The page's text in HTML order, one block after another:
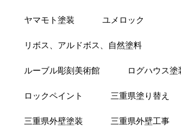
ヤマモト塗装 ユメロック
リボス、アルドボス、自然塗料
ルーブル彫刻美術館 ログハウス塗
ロックペイント 三重県塗り替え
三重県外壁塗装 三重県外壁工事